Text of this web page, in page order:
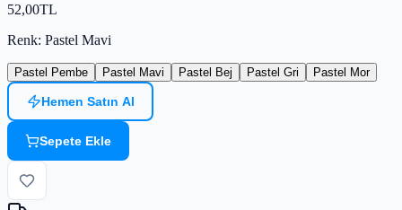
52,00TL
Renk: Pastel Mavi
Pastel Pembe Pastel Mavi Pastel Bej Pastel Gri Pastel Mor
Hemen Satın Al
Sepete Ekle